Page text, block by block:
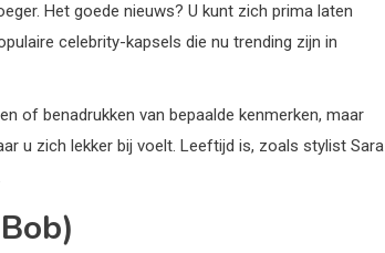
Het goede nieuws? U kunt zich prima laten
celebrity-kapsels die nu trending zijn in
of benadrukken van bepaalde kenmerken, maar
u zich lekker bij voelt. Leeftijd is, zoals stylist Sara